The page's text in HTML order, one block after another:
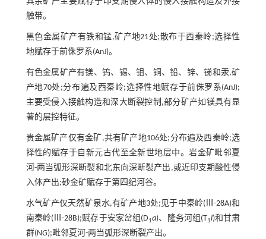
触带。
黑色金属矿产有铁和锰,矿产地21处;散布于西秦岭;选择性
地赋存于前侏罗系(AnJ)。
有色金属矿产有镁、钨、锡、钼、铜、铅、锌、锑和汞,矿
产地70处;分布遍及西秦岭;选择性地赋存于前侏罗系(AnJ);
主要受侵入接触构造和深大断裂控制,部分矿产如镁具有显
著的层控特征。
贵金属矿产仅有金矿,共有矿产地106处;分布遍及西秦岭;选
择性的赋存于自新元古代至全新世地层中。岩金矿毗邻夏
河-两当弧形深断裂和北东向深断裂产出,或近印支期酸性侵
入体产出;砂金矿赋存于第四纪河谷。
水气矿产仅天然矿泉水,有矿产地3处;见于中秦岭(Ⅲ-28A)和
南秦岭(Ⅲ-28B);赋存于安家岔组(D1a)、隆务河组(T1l)和甘肃
群(NG);毗邻夏河-两当弧形深断裂产出。